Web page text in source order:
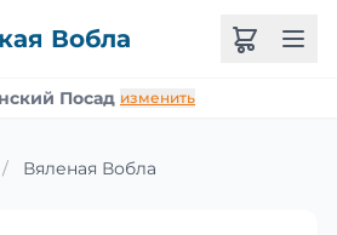
Вобла
Посад изменить
/ Вяленая Вобла